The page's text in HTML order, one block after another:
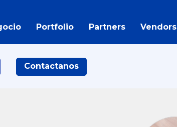
Portfolio Partners Vendors
Contactanos